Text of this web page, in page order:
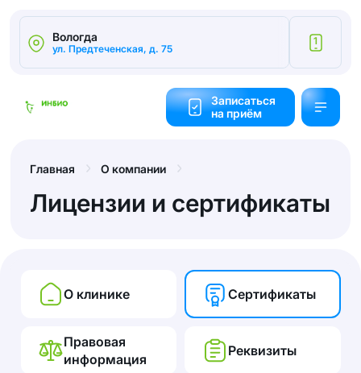
Вологда
ул. Предтеченская, д. 75
1
Записаться
на приём
Главная О компании
Лицензии и сертификаты
О клинике Сертификаты
Правовая
информация
Реквизиты
cтоимости